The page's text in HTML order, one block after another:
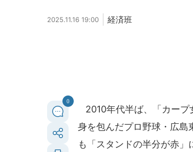
2025.11.16 19:00 経済班
0
2010年代半ば、「カープ
身を包んだプロ野球・広島
も「スタンドの半分が赤」